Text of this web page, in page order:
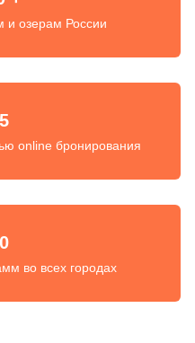
и озерам России
online бронирования
во всех городах